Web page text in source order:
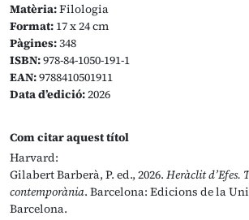
Matèria:Filologia
Format: 17 x 24 cm
Pàgines:348
ISBN:978-84-1050-191-1
EAN:9788410501911
Data d’edició:2026
Com citar aquest títol
Harvard:
Gilabert Barberà, P. ed., 2026. Heràclit d’Efes.
contemporània. Barcelona: Edicions de la
Barcelona.